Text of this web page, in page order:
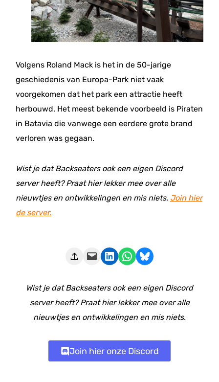
Volgens Roland Mack is het in de 50-jarige
geschiedenis van Europa-Park niet vaak
voorgekomen dat het park een attractie heeft
herbouwd. Het meest bekende voorbeeld is Piraten
in Batavia die vanwege een eerdere grote brand
verloren was gegaan.
Wist je dat Backseaters ook een eigen Discord
server heeft? Praat hier lekker mee over alle
nieuwtjes en ontwikkelingen en mis niets. Join hier
de server.
Deze pagina e-mailen Delen op LinkedIn Delen via WhatsApp Share on Bluesky
Wist je dat Backseaters ook een eigen Discord
server heeft? Praat hier lekker mee over alle
nieuwtjes en ontwikkelingen en mis niets.
Join hier onze Discord